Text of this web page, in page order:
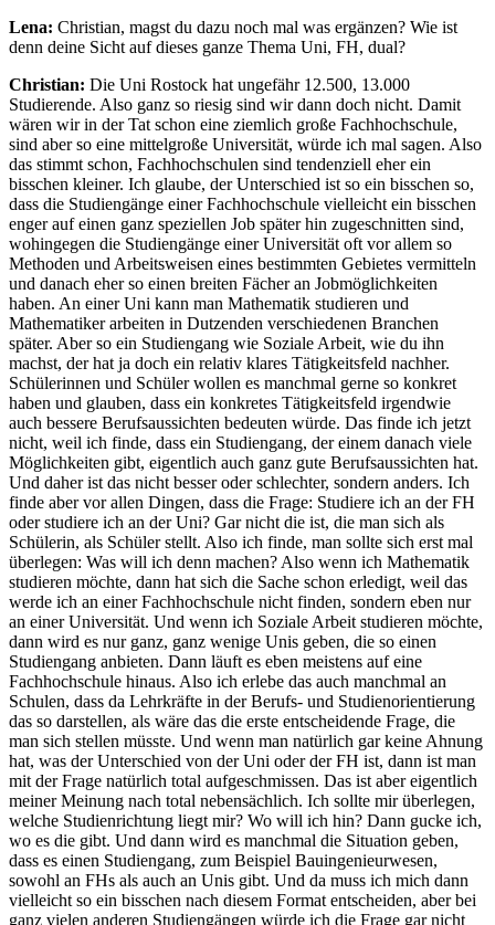
Lena: Christian, magst du dazu noch mal was ergänzen? Wie ist
denn deine Sicht auf dieses ganze Thema Uni, FH, dual?
Christian: Die Uni Rostock hat ungefähr 12.500, 13.000
Studierende. Also ganz so riesig sind wir dann doch nicht. Damit
wären wir in der Tat schon eine ziemlich große Fachhochschule,
sind aber so eine mittelgroße Universität, würde ich mal sagen. Also
das stimmt schon, Fachhochschulen sind tendenziell eher ein
bisschen kleiner. Ich glaube, der Unterschied ist so ein bisschen so,
dass die Studiengänge einer Fachhochschule vielleicht ein bisschen
enger auf einen ganz speziellen Job später hin zugeschnitten sind,
wohingegen die Studiengänge einer Universität oft vor allem so
Methoden und Arbeitsweisen eines bestimmten Gebietes vermitteln
und danach eher so einen breiten Fächer an Jobmöglichkeiten
haben. An einer Uni kann man Mathematik studieren und
Mathematiker arbeiten in Dutzenden verschiedenen Branchen
später. Aber so ein Studiengang wie Soziale Arbeit, wie du ihn
machst, der hat ja doch ein relativ klares Tätigkeitsfeld nachher.
Schülerinnen und Schüler wollen es manchmal gerne so konkret
haben und glauben, dass ein konkretes Tätigkeitsfeld irgendwie
auch bessere Berufsaussichten bedeuten würde. Das finde ich jetzt
nicht, weil ich finde, dass ein Studiengang, der einem danach viele
Möglichkeiten gibt, eigentlich auch ganz gute Berufsaussichten hat.
Und daher ist das nicht besser oder schlechter, sondern anders. Ich
finde aber vor allen Dingen, dass die Frage: Studiere ich an der FH
oder studiere ich an der Uni? Gar nicht die ist, die man sich als
Schülerin, als Schüler stellt. Also ich finde, man sollte sich erst mal
überlegen: Was will ich denn machen? Also wenn ich Mathematik
studieren möchte, dann hat sich die Sache schon erledigt, weil das
werde ich an einer Fachhochschule nicht finden, sondern eben nur
an einer Universität. Und wenn ich Soziale Arbeit studieren möchte,
dann wird es nur ganz, ganz wenige Unis geben, die so einen
Studiengang anbieten. Dann läuft es eben meistens auf eine
Fachhochschule hinaus. Also ich erlebe das auch manchmal an
Schulen, dass da Lehrkräfte in der Berufs- und Studienorientierung
das so darstellen, als wäre das die erste entscheidende Frage, die
man sich stellen müsste. Und wenn man natürlich gar keine Ahnung
hat, was der Unterschied von der Uni oder der FH ist, dann ist man
mit der Frage natürlich total aufgeschmissen. Das ist aber eigentlich
meiner Meinung nach total nebensächlich. Ich sollte mir überlegen,
welche Studienrichtung liegt mir? Wo will ich hin? Dann gucke ich,
wo es die gibt. Und dann wird es manchmal die Situation geben,
dass es einen Studiengang, zum Beispiel Bauingenieurwesen,
sowohl an FHs als auch an Unis gibt. Und da muss ich mich dann
vielleicht so ein bisschen nach diesem Format entscheiden, aber bei
ganz vielen anderen Studiengängen würde ich die Frage gar nicht